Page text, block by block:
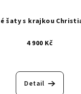
šaty s krajkou
4 900 Kč
Detail